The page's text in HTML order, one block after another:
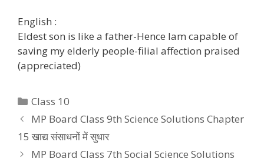
English :
Eldest son is like a father-Hence Iam capable of
saving my elderly people-filial affection praised
(appreciated)
Categories
Class 10
MP Board Class 9th Science Solutions Chapter
15 खाद्य संसाधनों में सुधार
MP Board Class 7th Social Science Solutions